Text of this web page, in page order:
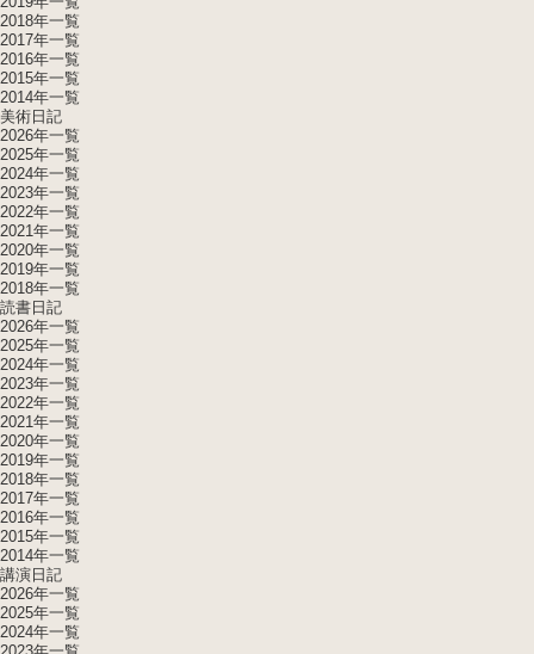
2018年一覧
2017年一覧
2016年一覧
2015年一覧
2014年一覧
美術日記
2026年一覧
2025年一覧
2024年一覧
2023年一覧
2022年一覧
2021年一覧
2020年一覧
2019年一覧
2018年一覧
読書日記
2026年一覧
2025年一覧
2024年一覧
2023年一覧
2022年一覧
2021年一覧
2020年一覧
2019年一覧
2018年一覧
2017年一覧
2016年一覧
2015年一覧
2014年一覧
講演日記
2026年一覧
2025年一覧
2024年一覧